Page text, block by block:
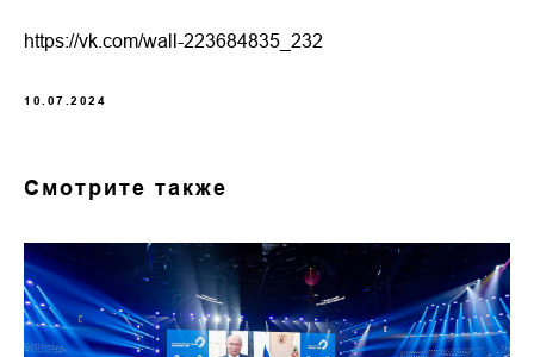
https://vk.com/wall-223684835_232
10.07.2024
Смотрите также